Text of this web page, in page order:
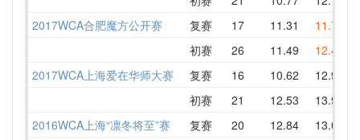
2017WCA合肥魔方公开赛 复赛 17 11.31 11.76
初赛 26 11.49 12.41
2017WCA上海爱在华师大赛 复赛 16 10.62 12.95
初赛 21 12.53 13.98
2016WCA上海“凛冬将至”赛 复赛 20 12.84 13.09